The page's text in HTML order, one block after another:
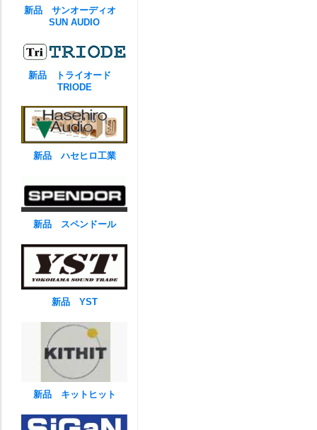
新品 サンオーディオ
SUN AUDIO
新品 トライオード
TRIODE
新品 ハセヒロ工業
新品 スペンドール
新品 YST
新品 キットヒット